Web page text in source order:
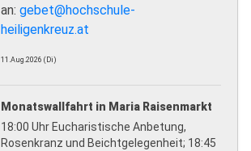
an: gebet@hochschule-
heiligenkreuz.at
11.Aug.2026 (Di)
Monatswallfahrt in Maria Raisenmarkt
18:00 Uhr Eucharistische Anbetung,
Rosenkranz und Beichtgelegenheit; 18:45